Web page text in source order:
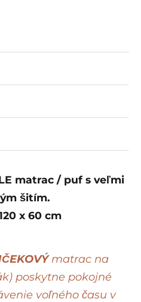
matrac / puf s veľmi
šitím.
x 60 cm
matrac na
poskytne pokojné
voľného času v